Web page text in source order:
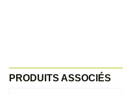
PRODUITS ASSOCIÉS